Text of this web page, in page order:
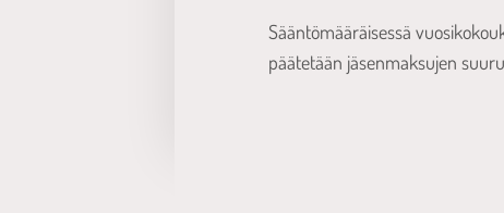
Sääntömääräisessä
päätetään jäsenmaksujen